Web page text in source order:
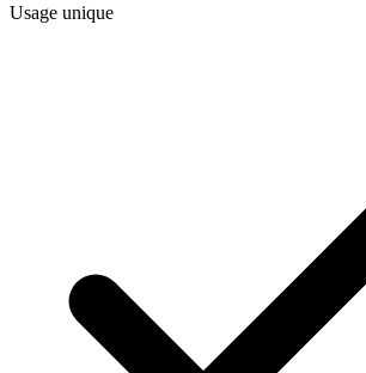
Usage unique